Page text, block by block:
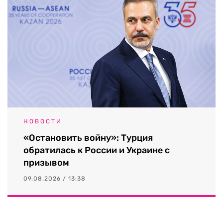
НОВОСТИ
«Остановить войну»: Турция
обратилась к России и Украине с
призывом
09.08.2026 / 13:38